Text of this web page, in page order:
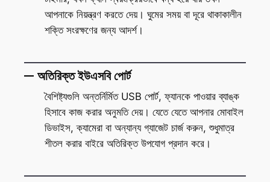
আপনাকে নিয়ন্ত্রণ করতে দেয়। ঘুমের সময় বা দূরে থাকাকালীন
শক্তি সংরক্ষণের জন্য আদর্শ।
অতিরিক্ত ইউএসবি পোর্ট
বৈশিষ্ট্যগুলি অন্তর্নির্মিত USB পোর্ট, ফ্যানকে পাওয়ার ব্যাঙ্ক
হিসাবে কাজ করার অনুমতি দেয়। যেতে যেতে আপনার মোবাইল
ডিভাইস, ক্যামেরা বা অন্যান্য গ্যাজেট চার্জ করুন, শুধুমাত্র
শীতল করার বাইরে অতিরিক্ত উপযোগ প্রদান করে।